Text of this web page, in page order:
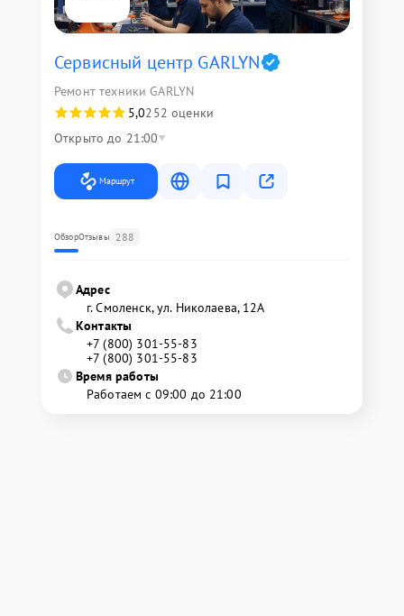
Сервисный центр GARLYN
Ремонт техники GARLYN
5,0252 оценки
Открыто до 21:00
Маршрут
ОбзорОтзывы 288
Адрес
г. Смоленск, ул. Николаева, 12А
Контакты
+7 (800) 301-55-83
+7 (800) 301-55-83
Время работы
Работаем с 09:00 до 21:00